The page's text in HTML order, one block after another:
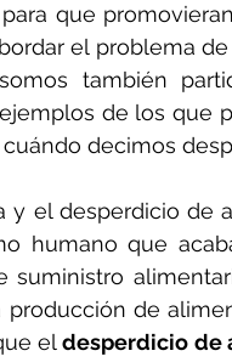
que
el problema
también
de los que
decimos
y el desperdicio de
humano que
suministro
producción de
el desperdicio de